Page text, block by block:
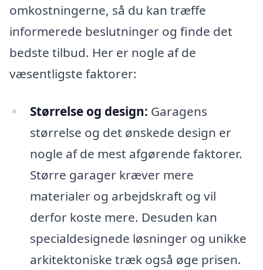
omkostningerne, så du kan træffe
informerede beslutninger og finde det
bedste tilbud. Her er nogle af de
væsentligste faktorer:
Størrelse og design: Garagens
størrelse og det ønskede design er
nogle af de mest afgørende faktorer.
Større garager kræver mere
materialer og arbejdskraft og vil
derfor koste mere. Desuden kan
specialdesignede løsninger og unikke
arkitektoniske træk også øge prisen.